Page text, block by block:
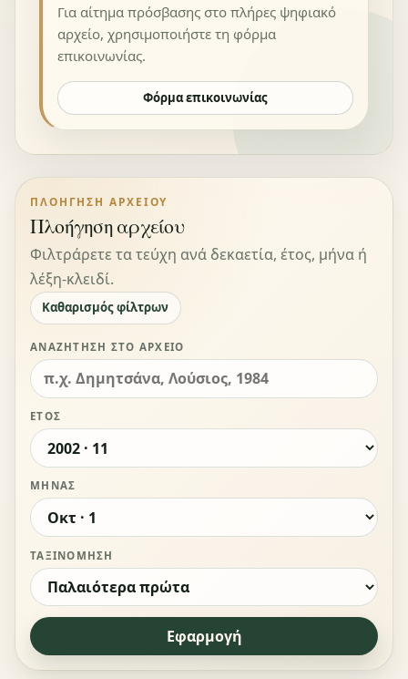
Για αίτημα πρόσβασης στο πλήρες ψηφιακό
αρχείο, χρησιμοποιήστε τη φόρμα
επικοινωνίας.
Φόρμα επικοινωνίας
ΠΛΟΉΓΗΣΗ ΑΡΧΕΊΟΥ
Πλοήγηση αρχείου
Φιλτράρετε τα τεύχη ανά δεκαετία, έτος, μήνα ή
λέξη-κλειδί.
Καθαρισμός φίλτρων
ΑΝΑΖΉΤΗΣΗ ΣΤΟ ΑΡΧΕΊΟ
ΈΤΟΣ
ΜΉΝΑΣ
ΤΑΞΙΝΌΜΗΣΗ
Εφαρμογή